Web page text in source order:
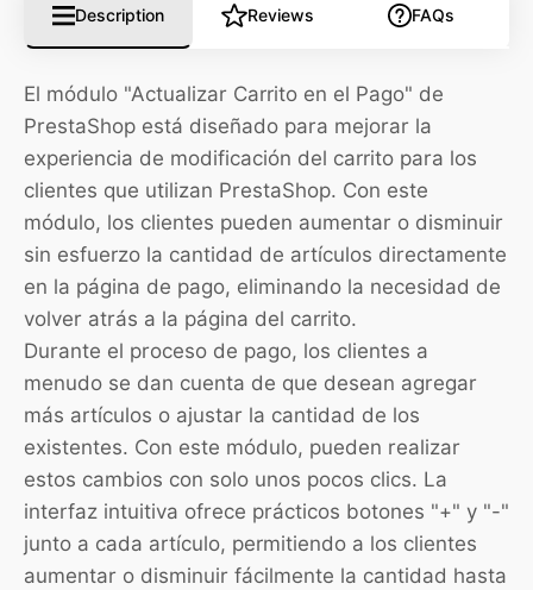
Description Reviews FAQs
El módulo "Actualizar Carrito en el Pago" de
PrestaShop está diseñado para mejorar la
experiencia de modificación del carrito para los
clientes que utilizan PrestaShop. Con este
módulo, los clientes pueden aumentar o disminuir
sin esfuerzo la cantidad de artículos directamente
en la página de pago, eliminando la necesidad de
volver atrás a la página del carrito.
Durante el proceso de pago, los clientes a
menudo se dan cuenta de que desean agregar
más artículos o ajustar la cantidad de los
existentes. Con este módulo, pueden realizar
estos cambios con solo unos pocos clics. La
interfaz intuitiva ofrece prácticos botones "+" y "-"
junto a cada artículo, permitiendo a los clientes
aumentar o disminuir fácilmente la cantidad hasta